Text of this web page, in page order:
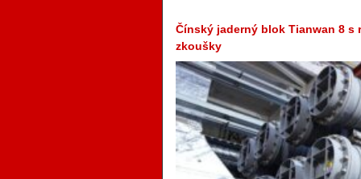
Čínský jaderný blok Tianwan 8 s
zkoušky